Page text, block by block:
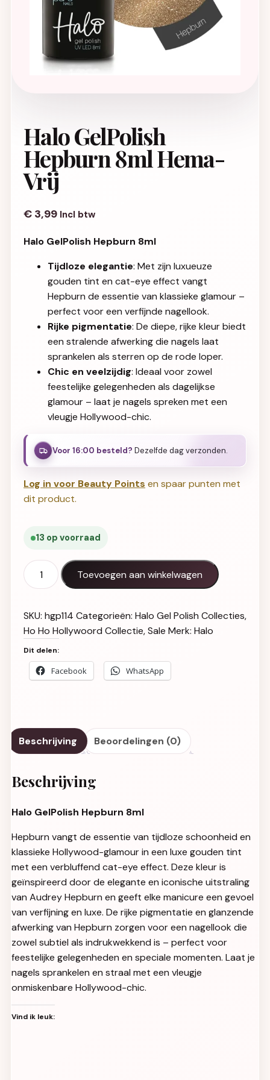
Halo GelPolish
Hepburn 8ml Hema-
Vrij
€ 3,99 Incl btw
Halo GelPolish Hepburn 8ml
Tijdloze elegantie: Met zijn luxueuze
gouden tint en cat-eye effect vangt
Hepburn de essentie van klassieke glamour –
perfect voor een verfijnde nagellook.
Rijke pigmentatie: De diepe, rijke kleur biedt
een stralende afwerking die nagels laat
sprankelen als sterren op de rode loper.
Chic en veelzijdig: Ideaal voor zowel
feestelijke gelegenheden als dagelijkse
glamour – laat je nagels spreken met een
vleugje Hollywood-chic.
Voor 16:00 besteld? Dezelfde dag verzonden.
Log in voor Beauty Points en spaar punten met
dit product.
13 op voorraad
Halo GelPolish Hepburn 8ml Hema-Vrij aantal
Toevoegen aan winkelwagen
SKU: hgp114 Categorieën: Halo Gel Polish Collecties,
Ho Ho Hollywoord Collectie,Sale Merk: Halo
Dit delen:
Facebook WhatsApp
Beschrijving Beoordelingen (0)
Beschrijving
Halo GelPolish Hepburn 8ml
Hepburn vangt de essentie van tijdloze schoonheid en
klassieke Hollywood-glamour in een luxe gouden tint
met een verbluffend cat-eye effect. Deze kleur is
geïnspireerd door de elegante en iconische uitstraling
van Audrey Hepburn en geeft elke manicure een gevoel
van verfijning en luxe. De rijke pigmentatie en glanzende
afwerking van Hepburn zorgen voor een nagellook die
zowel subtiel als indrukwekkend is – perfect voor
feestelijke gelegenheden en speciale momenten. Laat je
nagels sprankelen en straal met een vleugje
onmiskenbare Hollywood-chic.
Vind ik leuk: